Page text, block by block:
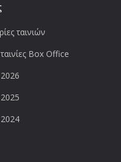
ταινιών
Box Office
2026
2025
2024